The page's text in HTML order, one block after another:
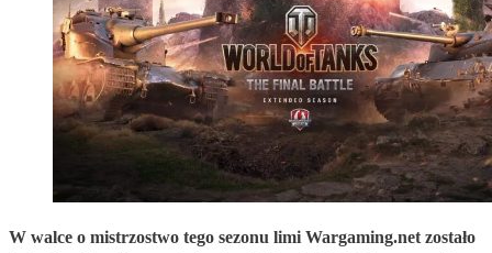
W walce o mistrzostwo tego sezonu limi Wargaming.net zostało